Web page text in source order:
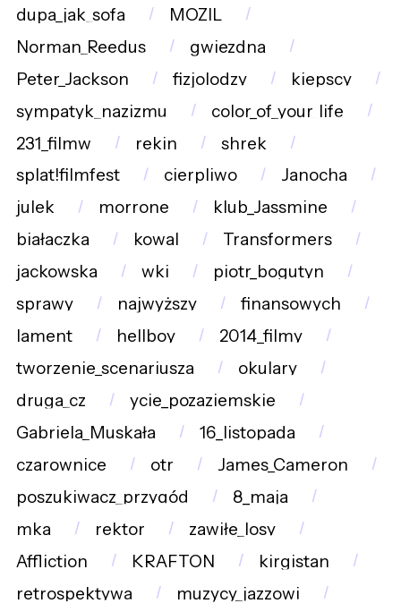
dupa_jak_sofa
MOZIL
Norman_Reedus
gwiezdna
Peter_Jackson
fizjolodzy
kiepscy
sympatyk_nazizmu
color_of_your_life
231_filmw
rekin
shrek
splat!filmfest
cierpliwo
Janocha
julek
morrone
klub_Jassmine
białaczka
kowal
Transformers
jackowska
wki
piotr_bogutyn
sprawy
najwyższy
finansowych
lament
hellboy
2014_filmy
tworzenie_scenariusza
okulary
druga_cz
ycie_pozaziemskie
Gabriela_Muskała
16_listopada
czarownice
otr
James_Cameron
poszukiwacz_przygód
8_maja
mka
rektor
zawiłe_losy
Affliction
KRAFTON
kirgistan
retrospektywa
muzycy_jazzowi